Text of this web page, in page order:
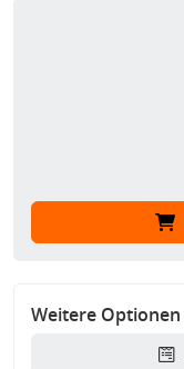
Weitere Optionen